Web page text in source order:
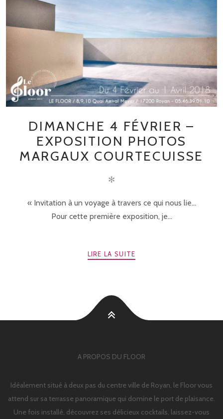
DIMANCHE 4 FÉVRIER –
EXPOSITION PHOTOS
MARGAUX COURTECUISSE
✻
« Invitation à un voyage à travers ce qui nous lie…
Pour cette première exposition, je...
LIRE LA SUITE
A PROPOS DU FLOOR
Idéalement situé à deux pas du centre ville de Royan, le Floor vous
attend sur sa terrasse panoramique qui domine le port de plaisance.
Une fois installé, découvrez ses délicieux cocktails, laissez-vous